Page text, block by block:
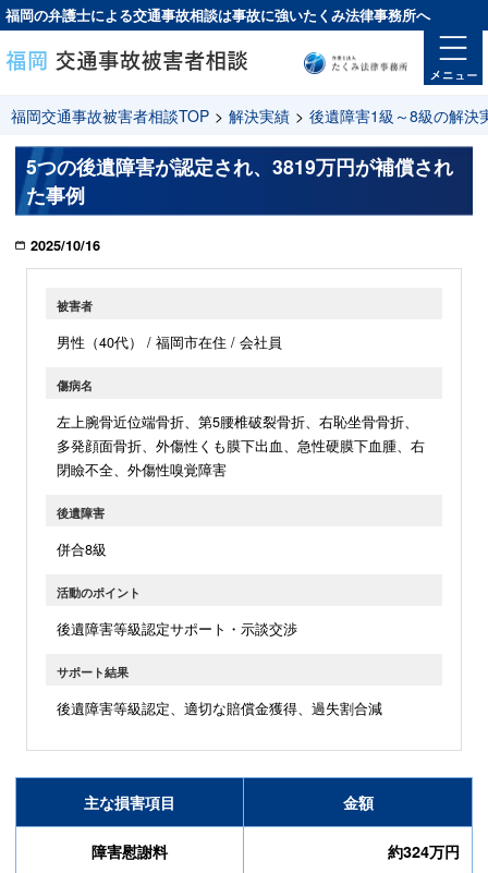
福岡の弁護士による交通事故相談は事故に強いたくみ法律事務所へ
福岡交通事故被害者相談TOP > 解決実績 > 後遺障害1級～8級の解決
5つの後遺障害が認定され、3819万円が補償され
た事例
2025/10/16
被害者
男性（40代） / 福岡市在住 / 会社員
傷病名
左上腕骨近位端骨折、第5腰椎破裂骨折、右恥坐骨骨折、
多発顔面骨折、外傷性くも膜下出血、急性硬膜下血腫、右
閉瞼不全、外傷性嗅覚障害
後遺障害
併合8級
活動のポイント
後遺障害等級認定サポート・示談交渉
サポート結果
後遺障害等級認定、適切な賠償金獲得、過失割合減
主な損害項目 金額
障害慰謝料 約324万円